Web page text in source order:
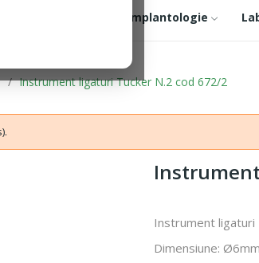
Implantologie
Instrument ligaturi Tucker N.2 cod 672/2
Instrument ligaturi
Dimensiune: Ø6mm